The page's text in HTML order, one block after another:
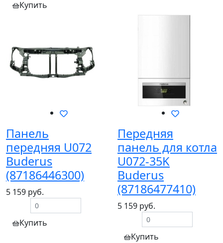
Купить
Панель
передняя U072
Buderus
(87186446300)
5 159 руб.
Купить
Передняя
панель для котла
U072-35K
Buderus
(87186477410)
5 159 руб.
Купить